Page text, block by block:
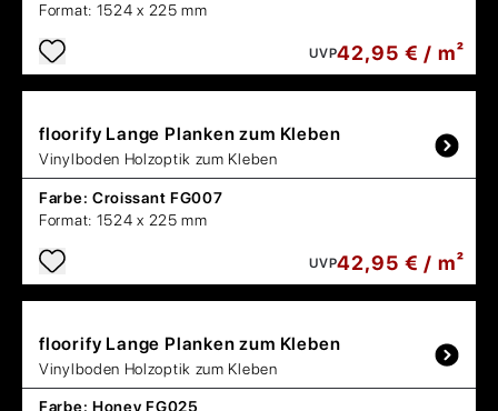
Format: 1524 x 225 mm
UVP42,95 € / m²
floorify Lange Planken zum Kleben
Vinylboden Holzoptik zum Kleben
Farbe: Croissant FG007
Format: 1524 x 225 mm
UVP42,95 € / m²
floorify Lange Planken zum Kleben
Vinylboden Holzoptik zum Kleben
Farbe: Honey FG025